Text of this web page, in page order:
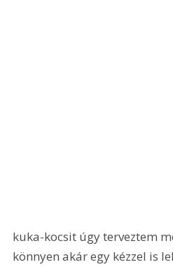
kuka-kocsit úgy terveztem
könnyen akár egy kézzel is